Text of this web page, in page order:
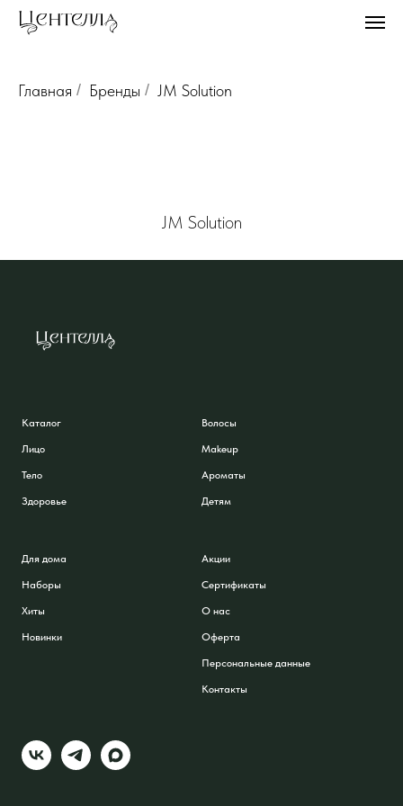
Главная / Бренды / JM Solution
JM Solution
Каталог
Лицо
Тело
Здоровье
Волосы
Makeup
Ароматы
Детям
Для дома
Наборы
Хиты
Новинки
Акции
Сертификаты
О нас
Оферта
Персональные данные
Контакты